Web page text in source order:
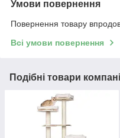
Умови повернення
Повернення товару
Всі умови повернення
Подібні товари